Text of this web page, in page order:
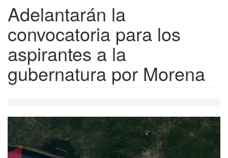
Adelantarán la
convocatoria para los
aspirantes a la
gubernatura por Morena